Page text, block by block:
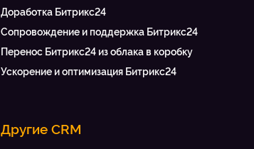
Доработка Битрикс24
Сопровождение и поддержка Битрикс24
Перенос Битрикс24 из облака в коробку
Ускорение и оптимизация Битрикс24
Другие CRM